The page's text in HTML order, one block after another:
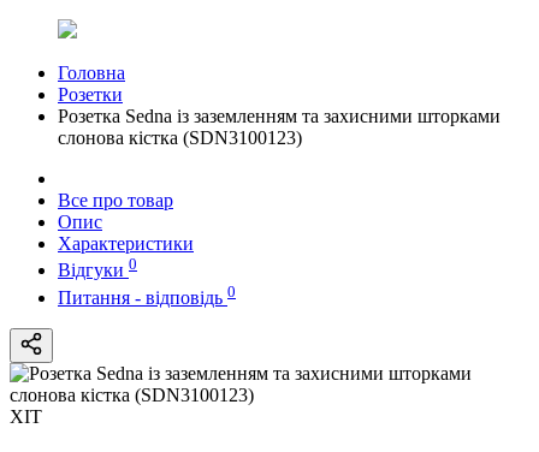
Головна
Розетки
Розетка Sedna із заземленням та захисними шторками
слонова кістка (SDN3100123)
Все про товар
Опис
Характеристики
Відгуки 0
Питання - відповідь 0
ХІТ